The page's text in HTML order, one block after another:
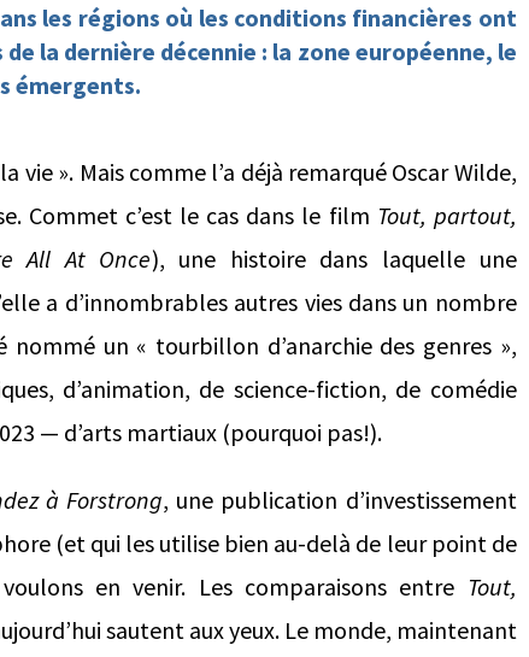
les régions où les conditions financières ont
la dernière décennie : la zone européenne, le
émergents.
vie ». Mais comme l’a déjà remarqué Oscar Wilde,
Commet c’est le cas dans le film Tout, partout,
All At Once), une histoire dans laquelle une
a d’innombrables autres vies dans un nombre
un « tourbillon d’anarchie des genres »,
d’animation, de science-fiction, de comédie
— d’arts martiaux (pourquoi pas!).
à Forstrong, une publication d’investissement
(et qui les utilise bien au-delà de leur point de
en venir. Les comparaisons entre Tout,
sautent aux yeux. Le monde, maintenant